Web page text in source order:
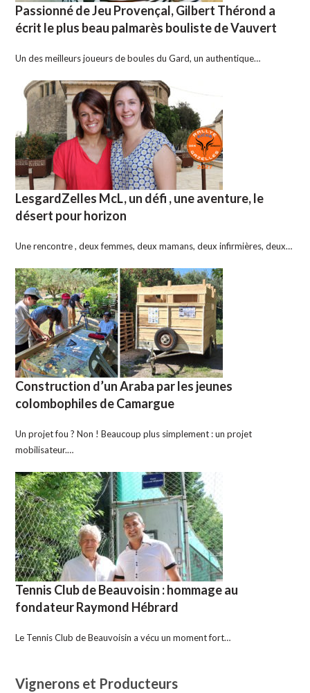
Passionné de Jeu Provençal, Gilbert Thérond a
écrit le plus beau palmarès bouliste de Vauvert
Un des meilleurs joueurs de boules du Gard, un authentique…
LesgardZelles McL, un défi , une aventure, le
désert pour horizon
Une rencontre , deux femmes, deux mamans, deux infirmières, deux…
Construction d’un Araba par les jeunes
colombophiles de Camargue
Un projet fou ? Non ! Beaucoup plus simplement : un projet
mobilisateur.…
Tennis Club de Beauvoisin : hommage au
fondateur Raymond Hébrard
Le Tennis Club de Beauvoisin a vécu un moment fort…
Vignerons et Producteurs